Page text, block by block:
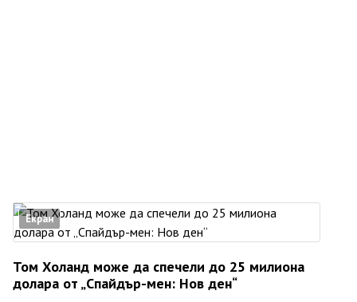
Екран
Том Холанд може да спечели до 25 милиона
долара от „Спайдър-мен: Нов ден“